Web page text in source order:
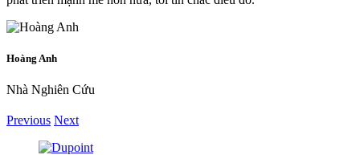
Hoàng Anh
Nhà Nghiên Cứu
Previous Next